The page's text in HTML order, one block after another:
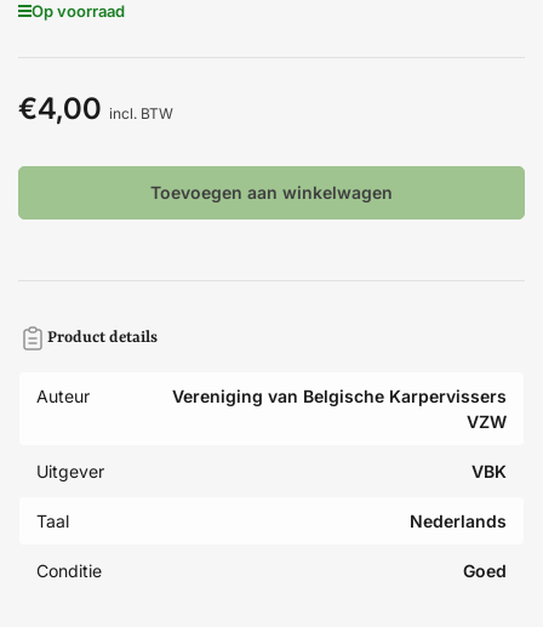
Op voorraad
Normale
€4,00 incl. BTW
Toevoegen aan winkelwagen
Product details
Auteur
Vereniging van Belgische Karpervissers
VZW
Uitgever VBK
Taal Nederlands
Conditie Goed